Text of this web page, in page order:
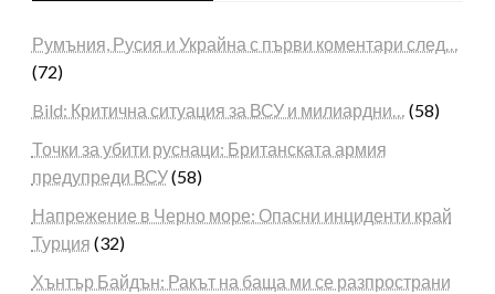
Румъния, Русия и Украйна с първи коментари след…
(72)
Bild: Критична ситуация за ВСУ и милиардни… (58)
Точки за убити руснаци: Британската армия
предупреди ВСУ(58)
Напрежение в Черно море: Опасни инциденти край
Турция (32)
Хънтър Байдън: Ракът на баща ми се разпространи